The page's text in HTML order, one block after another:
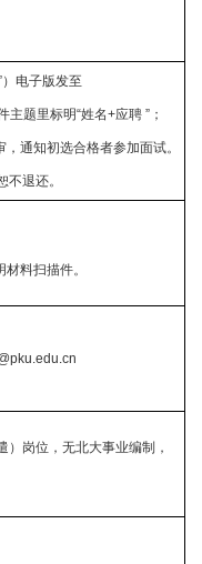
电子版发至
主题里标明“姓名+应聘 ”；
通知初选合格者参加面试。
退还。
料扫描件。
）岗位，无北大事业编制，